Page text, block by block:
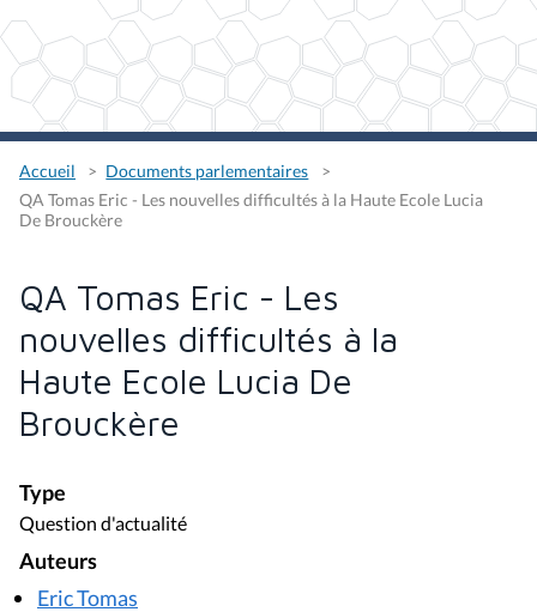
Accueil
Documents parlementaires
QA Tomas Eric - Les nouvelles difficultés à la Haute Ecole Lucia
De Brouckère
QA Tomas Eric - Les
nouvelles difficultés à la
Haute Ecole Lucia De
Brouckère
Type
Question d'actualité
Auteurs
Eric Tomas